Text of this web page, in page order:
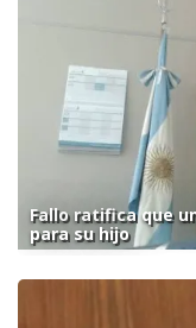
Fallo ratifica que
para su hijo